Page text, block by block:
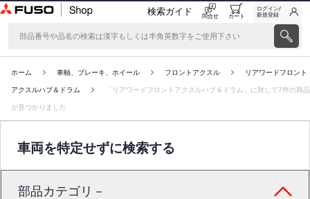
検索ガイド 問合せ カート
ログイン/
新規登録
ホーム 車軸、ブレーキ、ホイール フロントアクスル リアワードフロント
アクスルハブ＆ドラム 「リアワードフロントアクスルハブ＆ドラム」に対して7件の商品
が見つかりました
車両を特定せずに検索する
部品カテゴリ－